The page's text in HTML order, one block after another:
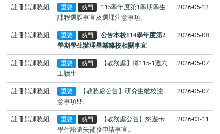
註冊與課務組 重要 熱門
115學年度第1學期學生
課程選課事宜及選課注意事項。
2026-05-12
註冊與課務組 重要 熱門
公告本校114學年度第2
學期學生辦理畢業離校相關事宜
2026-05-08
註冊與課務組 重要 熱門
【教務處】徵115-1週六
工讀生
2026-05-07
註冊與課務組 重要
【教務處公告】研究生離校注
意事項!!!!!
2026-05-07
註冊與課務組 重要 熱門
【教務處公告】悠遊卡
學生證遺失補發申請事宜。
2026-03-11